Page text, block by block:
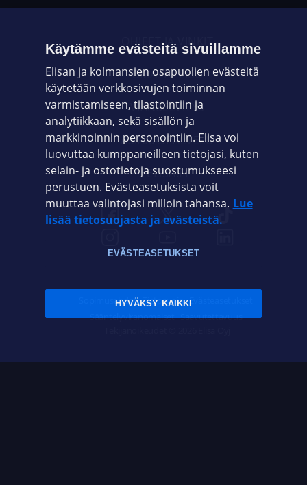
OHJEET JA VINKIT
OMAYHTEISÖ
VIANSELVITYS
ASIAKASPALVELU
ELISA.FI
Sopimusehdot Tietosuoja Evästeasetukset
Sääntelyviranomaiset Saavutettavuus
Käytämme evästeitä sivuillamme
Elisan ja kolmansien osapuolien evästeitä
käytetään verkkosivujen toiminnan
varmistamiseen, tilastointiin ja
analytiikkaan, sekä sisällön ja
markkinoinnin personointiin. Elisa voi
luovuttaa kumppaneilleen tietojasi, kuten
selain- ja ostotietoja suostumukseesi
perustuen. Evästeasetuksista voit
muuttaa valintojasi milloin tahansa. Lue
lisää tietosuojasta ja evästeistä.
EVÄSTEASETUKSET
HYVÄKSY KAIKKI